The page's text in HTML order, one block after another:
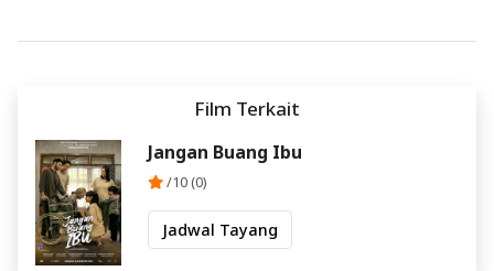
Film Terkait
Jangan Buang Ibu
/10 (0)
Jadwal Tayang